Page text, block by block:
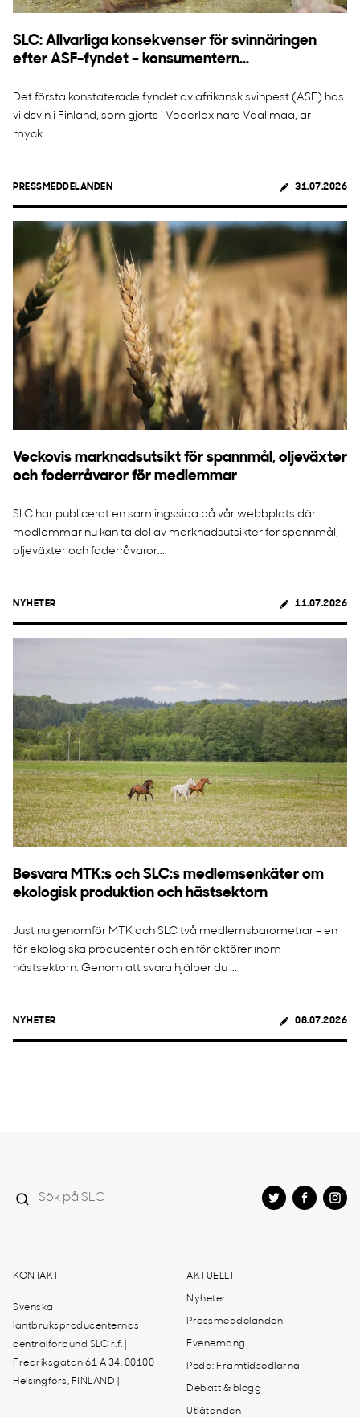
SLC: Allvarliga konsekvenser för svinnäringen
efter ASF-fyndet – konsumentern...
Det första konstaterade fyndet av afrikansk svinpest (ASF) hos
vildsvin i Finland, som gjorts i Vederlax nära Vaalimaa, är
myck...
PRESSMEDDELANDEN 31.07.2026
Veckovis marknadsutsikt för spannmål, oljeväxter
och foderråvaror för medlemmar
SLC har publicerat en samlingssida på vår webbplats där
medlemmar nu kan ta del av marknadsutsikter för spannmål,
oljeväxter och foderråvaror....
NYHETER 11.07.2026
Besvara MTK:s och SLC:s medlemsenkäter om
ekologisk produktion och hästsektorn
Just nu genomför MTK och SLC två medlemsbarometrar – en
för ekologiska producenter och en för aktörer inom
hästsektorn. Genom att svara hjälper du ...
NYHETER 08.07.2026
KONTAKT
Svenska
lantbruksproducenternas
centralförbund SLC r.f. |
Fredriksgatan 61 A 34, 00100
Helsingfors, FINLAND |
AKTUELLT
Nyheter
Pressmeddelanden
Evenemang
Podd: Framtidsodlarna
Debatt & blogg
Utlåtanden